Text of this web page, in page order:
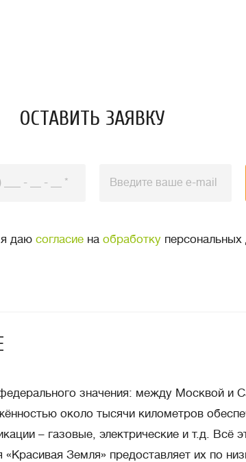
ОСТАВИТЬ ЗАЯВКУ
даю согласие на обработку персональных
значения: между Москвой
около тысячи километров
– газовые, электрические и т.д. Всё
Земля» предоставляет их по